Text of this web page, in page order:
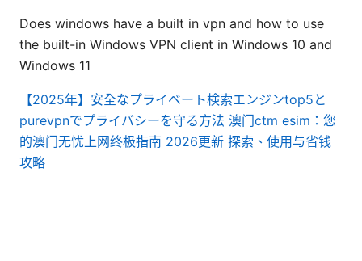
Does windows have a built in vpn and how to use
the built-in Windows VPN client in Windows 10 and
Windows 11
【2025年】安全なプライベート検索エンジンtop5と
purevpnでプライバシーを守る方法 澳门ctm esim：您
的澳门无忧上网终极指南 2026更新 探索、使用与省钱
攻略